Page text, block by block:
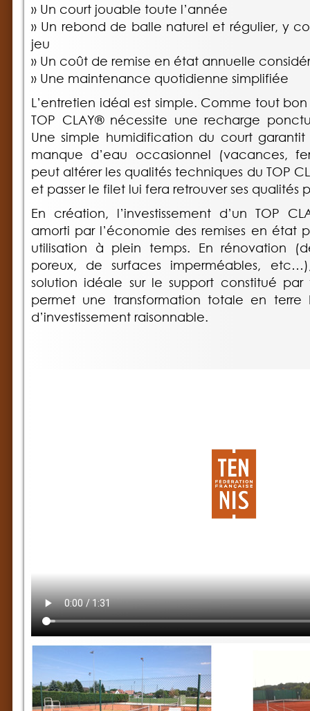
» Un court jouable toute l’année
» Un rebond de balle naturel et régulier, y
jeu
» Un coût de remise en état annuelle
» Une maintenance quotidienne simplifiée
L’entretien idéal est simple. Comme tout
TOP CLAY® nécessite une recharge
Une simple humidification du court
manque d’eau occasionnel (vacances,
peut altérer les qualités techniques du TOP
et passer le filet lui fera retrouver ses qualités
En création, l’investissement d’un TOP
amorti par l’économie des remises en état
utilisation à plein temps. En rénovation
poreux, de surfaces imperméables,
solution idéale sur le support constitué par
permet une transformation totale en
d’investissement raisonnable.